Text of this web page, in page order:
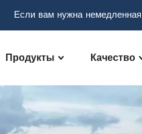
Если вам нужна
Продукты Качество